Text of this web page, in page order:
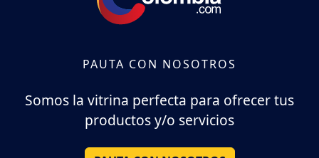
PAUTA CON NOSOTROS
Somos la vitrina perfecta para ofrecer tus
productos y/o servicios